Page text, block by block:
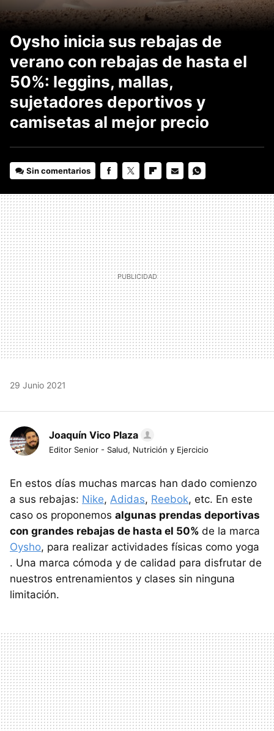
Oysho inicia sus rebajas de
verano con rebajas de hasta el
50%: leggins, mallas,
sujetadores deportivos y
camisetas al mejor precio
Sin comentarios
MAIL
29 Junio 2021
Joaquín Vico Plaza
Editor Senior - Salud, Nutrición y Ejercicio
En estos días muchas marcas han dado comienzo
a sus rebajas: Nike, Adidas, Reebok, etc. En este
caso os proponemos algunas prendas deportivas
con grandes rebajas de hasta el 50% de la marca
Oysho, para realizar actividades físicas como yoga
. Una marca cómoda y de calidad para disfrutar de
nuestros entrenamientos y clases sin ninguna
limitación.